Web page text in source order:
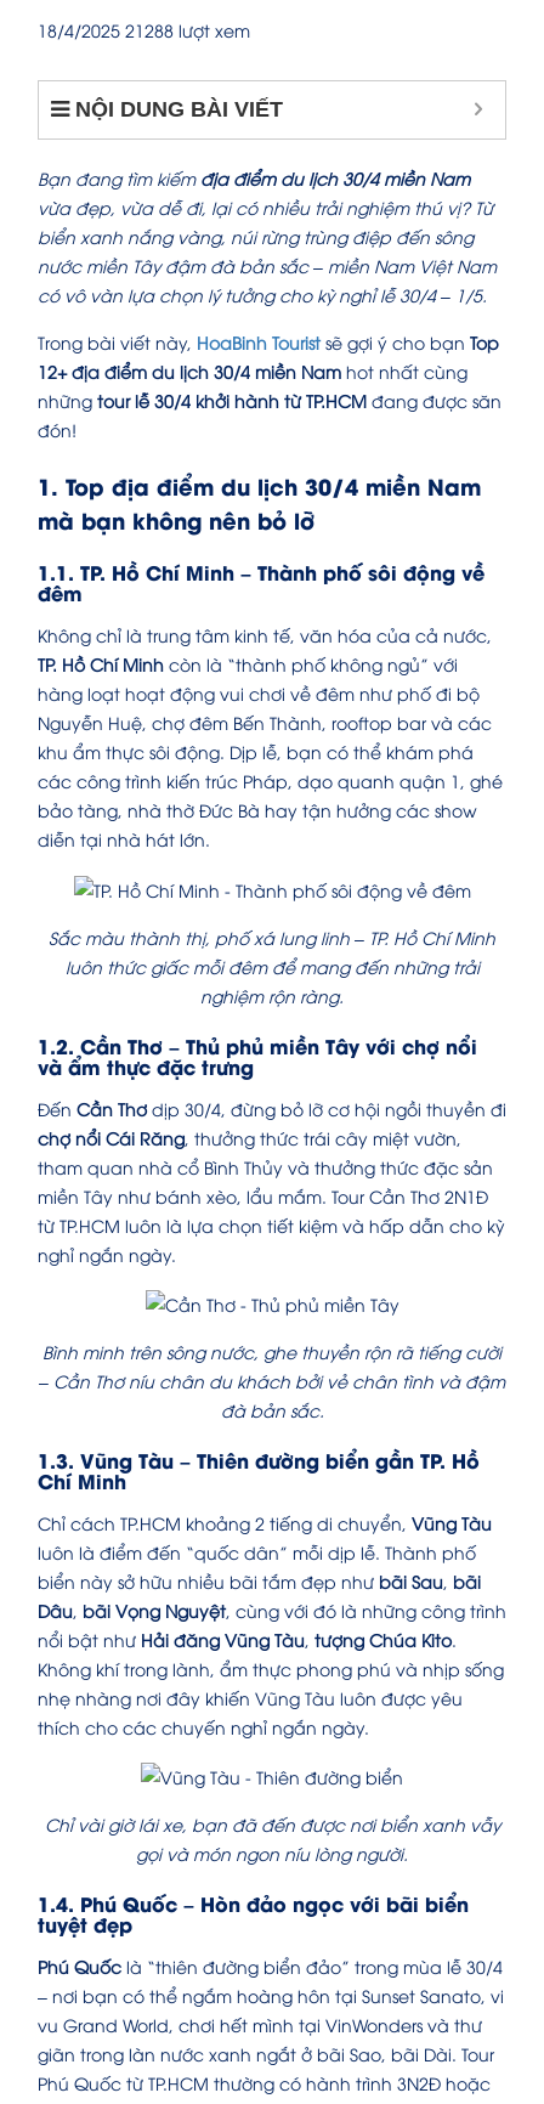
18/4/2025 21288 lượt xem
NỘI DUNG BÀI VIẾT
Bạn đang tìm kiếm địa điểm du lịch 30/4 miền Nam
vừa đẹp, vừa dễ đi, lại có nhiều trải nghiệm thú vị? Từ
biển xanh nắng vàng, núi rừng trùng điệp đến sông
nước miền Tây đậm đà bản sắc – miền Nam Việt Nam
có vô vàn lựa chọn lý tưởng cho kỳ nghỉ lễ 30/4 – 1/5.
Trong bài viết này, HoaBinh Touristsẽ gợi ý cho bạn Top
12+ địa điểm du lịch 30/4 miền Nam hot nhất cùng
những tour lễ 30/4 khởi hành từ TP.HCM đang được săn
đón!
1. Top địa điểm du lịch 30/4 miền Nam
mà bạn không nên bỏ lỡ
1.1. TP. Hồ Chí Minh – Thành phố sôi động về
đêm
Không chỉ là trung tâm kinh tế, văn hóa của cả nước,
TP. Hồ Chí Minh còn là “thành phố không ngủ” với
hàng loạt hoạt động vui chơi về đêm như phố đi bộ
Nguyễn Huệ, chợ đêm Bến Thành, rooftop bar và các
khu ẩm thực sôi động. Dịp lễ, bạn có thể khám phá
các công trình kiến trúc Pháp, dạo quanh quận 1, ghé
bảo tàng, nhà thờ Đức Bà hay tận hưởng các show
diễn tại nhà hát lớn.
Sắc màu thành thị, phố xá lung linh – TP. Hồ Chí Minh
luôn thức giấc mỗi đêm để mang đến những trải
nghiệm rộn ràng.
1.2. Cần Thơ – Thủ phủ miền Tây với chợ nổi
và ẩm thực đặc trưng
Đến Cần Thơdịp 30/4, đừng bỏ lỡ cơ hội ngồi thuyền đi
chợ nổi Cái Răng , thưởng thức trái cây miệt vườn,
tham quan nhà cổ Bình Thủy và thưởng thức đặc sản
miền Tây như bánh xèo, lẩu mắm. Tour Cần Thơ 2N1Đ
từ TP.HCM luôn là lựa chọn tiết kiệm và hấp dẫn cho kỳ
nghỉ ngắn ngày.
Bình minh trên sông nước, ghe thuyền rộn rã tiếng cười
– Cần Thơ níu chân du khách bởi vẻ chân tình và đậm
đà bản sắc.
1.3. Vũng Tàu – Thiên đường biển gần TP. Hồ
Chí Minh
Chỉ cách TP.HCM khoảng 2 tiếng di chuyển, Vũng Tàu
luôn là điểm đến “quốc dân” mỗi dịp lễ. Thành phố
biển này sở hữu nhiều bãi tắm đẹp như bãi Sau bãi
Dâu bãi Vọng Nguyệt, cùng với đó là những công trình
nổi bật như Hải đăng Vũng Tàu tượng Chúa Kito.
Không khí trong lành, ẩm thực phong phú và nhịp sống
nhẹ nhàng nơi đây khiến Vũng Tàu luôn được yêu
thích cho các chuyến nghỉ ngắn ngày.
Chỉ vài giờ lái xe, bạn đã đến được nơi biển xanh vẫy
gọi và món ngon níu lòng người.
1.4. Phú Quốc – Hòn đảo ngọc với bãi biển
tuyệt đẹp
Phú Quốc là “thiên đường biển đảo” trong mùa lễ 30/4
– nơi bạn có thể ngắm hoàng hôn tại Sunset Sanato, vi
vu Grand World, chơi hết mình tại VinWonders và thư
giãn trong làn nước xanh ngắt ở bãi Sao, bãi Dài. Tour
Phú Quốc từ TP.HCM thường có hành trình 3N2Đ hoặc